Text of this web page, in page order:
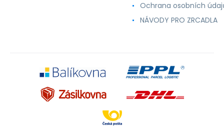
Ochrana osobních
NÁVODY PRO ZRCADLA